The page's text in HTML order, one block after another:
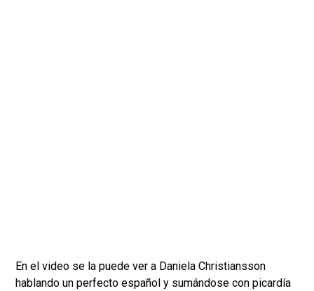
En el video se la puede ver a Daniela Christiansson
hablando un perfecto español y sumándose con picardía